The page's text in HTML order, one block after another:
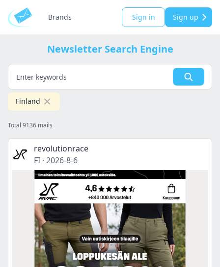
Brands Sign in Sign up
Newsletter Search Engine
Finland
Total 9136 mails
revolutionrace
FI · 2026-8-6